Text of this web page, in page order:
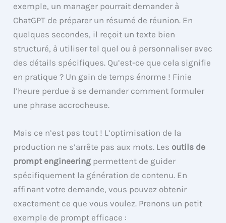
exemple, un manager pourrait demander à
ChatGPT de préparer un résumé de réunion. En
quelques secondes, il reçoit un texte bien
structuré, à utiliser tel quel ou à personnaliser avec
des détails spécifiques. Qu’est-ce que cela signifie
en pratique ? Un gain de temps énorme ! Finie
l’heure perdue à se demander comment formuler
une phrase accrocheuse.
Mais ce n’est pas tout ! L’optimisation de la
production ne s’arrête pas aux mots. Les outils de
prompt engineering permettent de guider
spécifiquement la génération de contenu. En
affinant votre demande, vous pouvez obtenir
exactement ce que vous voulez. Prenons un petit
exemple de prompt efficace :